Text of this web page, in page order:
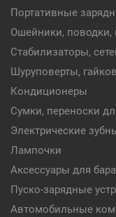
Портативные
Ошейники,
Стабилизаторы,
Шуруповерты,
Кондиционеры
Сумки, переноски
Электрические
Лампочки
Аксессуары для бара
Пуско-зарядные
Автомобильные